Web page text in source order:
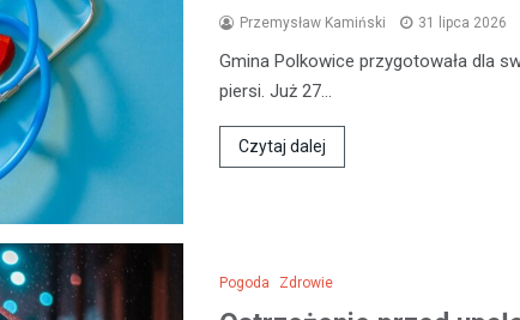
Przemysław Kamiński 31 lipca 2026
Gmina Polkowice przygotowała dla
piersi. Już 27…
Czytaj dalej
Pogoda Zdrowie